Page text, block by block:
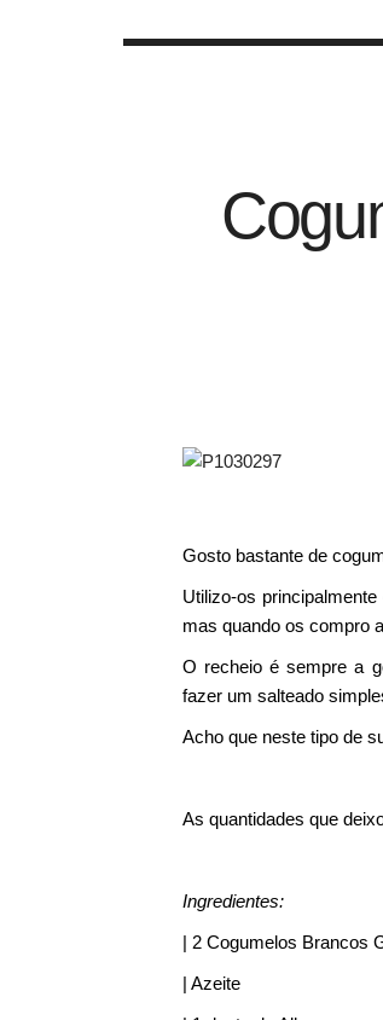
Gosto bastante de
Utilizo-os
mas quando os compro
O recheio é sempre a
fazer um salteado
Acho que neste tipo de
As quantidades que
Ingredientes:
| 2 Cogumelos Brancos
| Azeite